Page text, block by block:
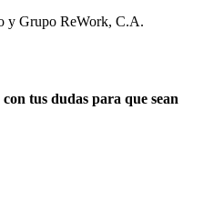
y Grupo ReWork, C.A.
tus dudas para que sean